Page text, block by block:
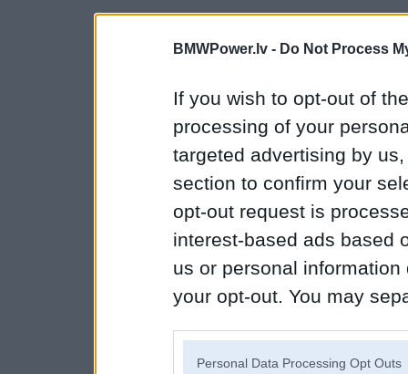
BMWPower.lv - Do Not Process
If you wish to opt-out of
processing of your
targeted advertising by
section to confirm your
opt-out request is
interest-based ads based
us or personal
your opt-out. You may
Personal Data Processing Opt Outs